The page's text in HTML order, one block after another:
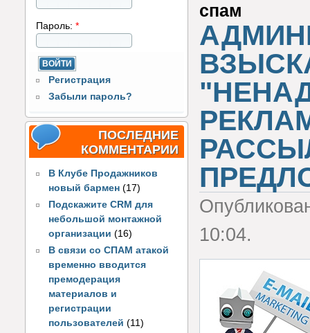
Пароль: *
Регистрация
Забыли пароль?
ПОСЛЕДНИЕ
КОММЕНТАРИИ
В Клубе Продажников
новый бармен (17)
Подскажите CRM для
небольшой монтажной
организации (16)
В связи со СПАМ атакой
временно вводится
премодерация
материалов и
регистрации
пользователей(11)
спам
10:04.